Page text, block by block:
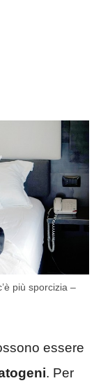
più sporcizia –
essere
. Per